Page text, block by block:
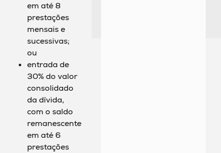
em até 8
prestações
mensais e
sucessivas;
ou
entrada de
30% do valor
consolidado
da dívida,
com o saldo
remanescente
em até 6
prestações